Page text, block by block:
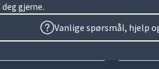
gjerne.
Vanlige spørsmål, hjelp